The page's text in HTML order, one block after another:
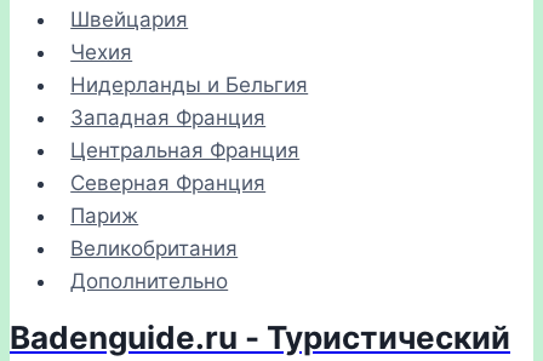
Швейцария
Чехия
Нидерланды и Бельгия
Западная Франция
Центральная Франция
Северная Франция
Париж
Великобритания
Дополнительно
Badenguide.ru - Туристический